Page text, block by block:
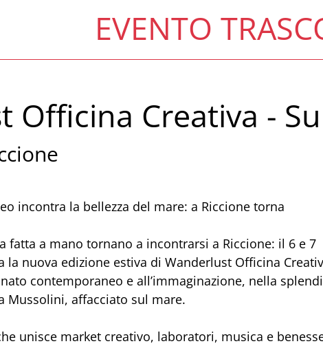
EVENTO
Officina Creativa -
incontra la bellezza del mare: a Riccione torna
fatta a mano tornano a incontrarsi a Riccione: il 6 e 7
la nuova edizione estiva di Wanderlust Officina
contemporaneo e all’immaginazione, nella
Mussolini, affacciato sul mare.
unisce market creativo, laboratori, musica e